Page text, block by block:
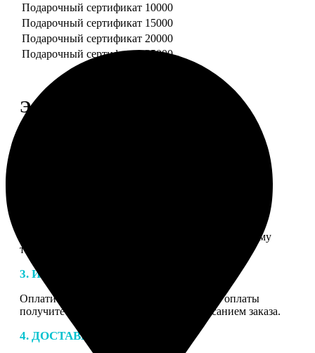
Подарочный сертификат 10000
Подарочный сертификат 15000
Подарочный сертификат 20000
Подарочный сертификат 25000
Этапы работы
специалисты могут связаться с Вами по указанному
телефону или email для согласования деталей.
3. ИЗГОТОВЛЕНИЕ
Оплатите заказ банковской картой. После оплаты
получите подтверждение на email с описанием заказа.
4. ДОСТАВКА И ОПЛАТА